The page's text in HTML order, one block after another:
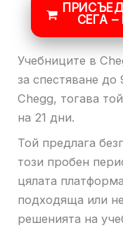
СЕГА
Учебниците в
за спестяване
Chegg, тогава
на 21 дни.
Той предлага
този пробен
цялата
подходяща или
решенията на